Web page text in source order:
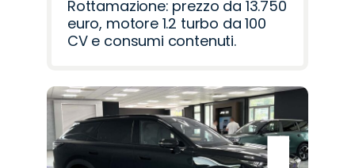
Rottamazione: prezzo da 13.750
euro, motore 1.2 turbo da 100
CV e consumi contenuti.